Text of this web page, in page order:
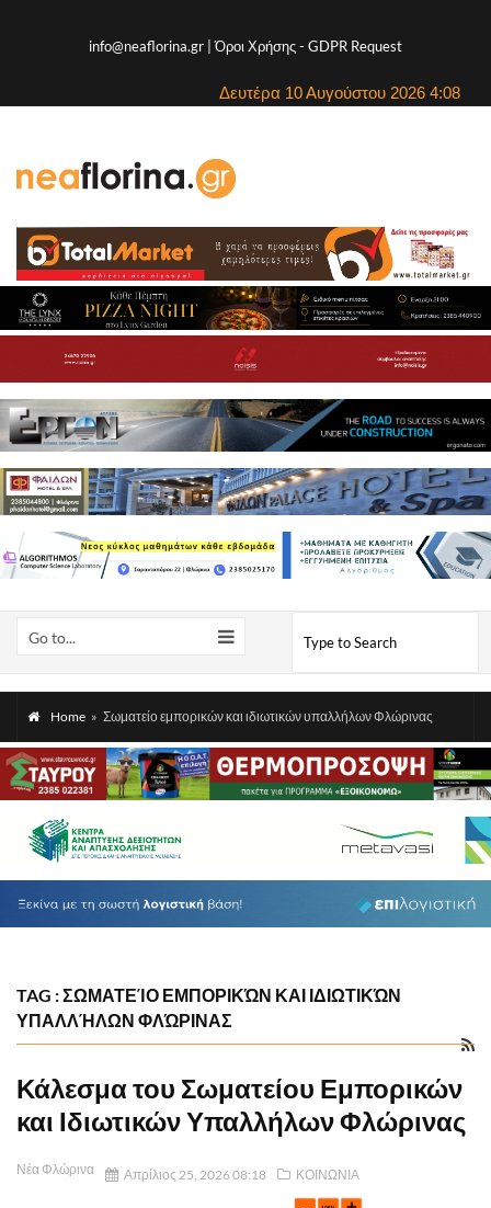
info@neaflorina.gr |Όροι Χρήσης- GDPR Request
Δευτέρα 10 Αυγούστου 2026 4:08
Go to...
Home » Σωματείο εμπορικών και ιδιωτικών υπαλλήλων Φλώρινας
TAG : ΣΩΜΑΤΕΊΟ ΕΜΠΟΡΙΚΏΝ ΚΑΙ ΙΔΙΩΤΙΚΏΝ
ΥΠΑΛΛΉΛΩΝ ΦΛΏΡΙΝΑΣ
Κάλεσμα του Σωματείου Εμπορικών
και Ιδιωτικών Υπαλλήλων Φλώρινας
Νέα Φλώρινα Απρίλιος 25, 2026 08:18 ΚΟΙΝΩΝΙΑ